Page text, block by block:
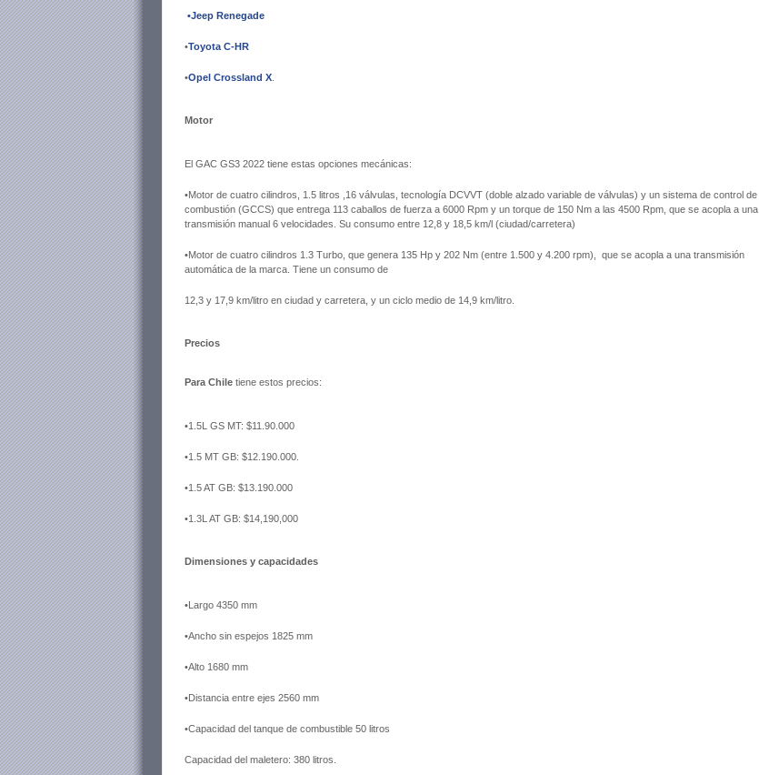
•Jeep Renegade
•Toyota C-HR
•Opel Crossland X
Motor
El GAC GS3 2022 tiene estas opciones mecánicas:
•Motor de cuatro cilindros, 1.5 litros ,16 válvulas, tecnología DCVVT (doble alzado variable de válvulas) y un sistema de control de
combustión (GCCS) que entrega 113 caballos de fuerza a 6000 Rpm y un torque de 150 Nm a las 4500 Rpm, que se acopla a una
transmisión manual 6 velocidades. Su consumo entre 12,8 y 18,5 km/l (ciudad/carretera)
•Motor de cuatro cilindros 1.3 Turbo, que genera 135 Hp y 202 Nm (entre 1.500 y 4.200 rpm), que se acopla a una transmisión
automática de la marca. Tiene un consumo de
12,3 y 17,9 km/litro en ciudad y carretera, y un ciclo medio de 14,9 km/litro.
Precios
Para Chile tiene estos precios:
•1.5L GS MT: $11.90.000
•1.5 MT GB: $12.190.000.
•1.5 AT GB: $13.190.000
•1.3L AT GB: $14,190,000
Dimensiones y capacidades
•Largo 4350 mm
•Ancho sin espejos 1825 mm
•Alto 1680 mm
•Distancia entre ejes 2560 mm
•Capacidad del tanque de combustible 50 litros
Capacidad del maletero: 380 litros.